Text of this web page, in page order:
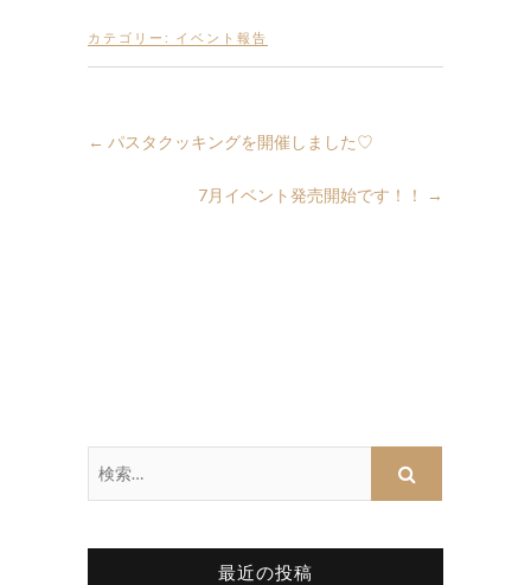
カテゴリー: イベント報告
← パスタクッキングを開催しました♡
7月イベント発売開始です！！ →
最近の投稿